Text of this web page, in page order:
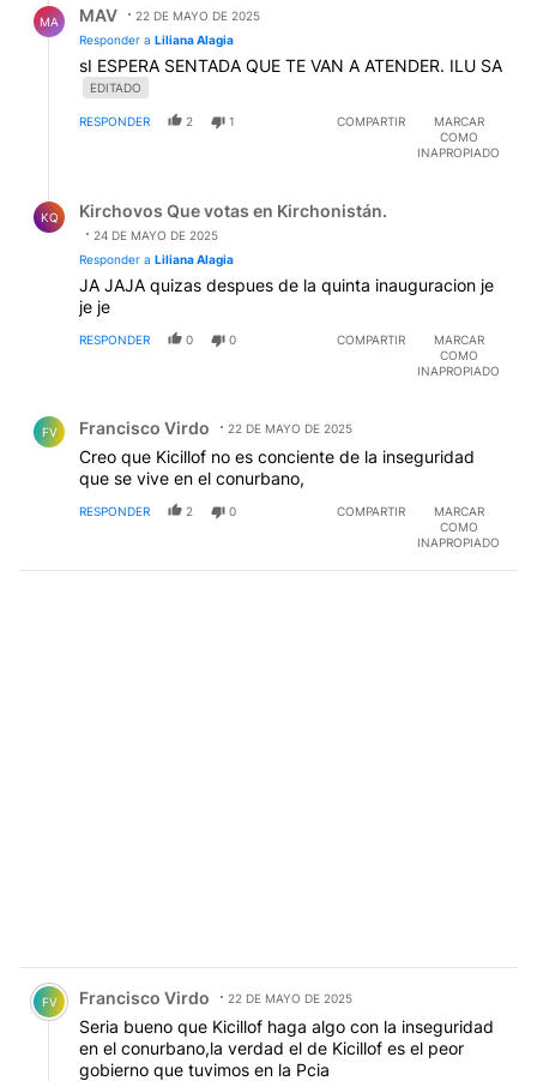
MA MAV
22 DE MAYO DE 2025
Responder a Liliana Alagia
sI ESPERA SENTADA QUE TE VAN A ATENDER. ILU SA
EDITADO
RESPONDER 2 1 COMPARTIR
MARCAR
COMO
INAPROPIADO
KQ Kirchovos Que votas en Kirchonistán.
24 DE MAYO DE 2025
Responder a Liliana Alagia
JA JAJA quizas despues de la quinta inauguracion je
je je
RESPONDER 0 0 COMPARTIR
MARCAR
COMO
INAPROPIADO
FV Francisco Virdo 22 DE MAYO DE 2025
Creo que Kicillof no es conciente de la inseguridad
que se vive en el conurbano,
RESPONDER 2 0 COMPARTIR
MARCAR
COMO
INAPROPIADO
Comentario de Francisco Virdo.
FV Francisco Virdo 22 DE MAYO DE 2025
Seria bueno que Kicillof haga algo con la inseguridad
en el conurbano,la verdad el de Kicillof es el peor
gobierno que tuvimos en la Pcia